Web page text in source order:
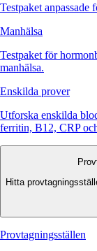
Testpaket
Manhälsa
Testpaket för
manhälsa.
Enskilda prover
Utforska enskilda
ferritin, B12, CRP
Hitta
Provtagningsställen